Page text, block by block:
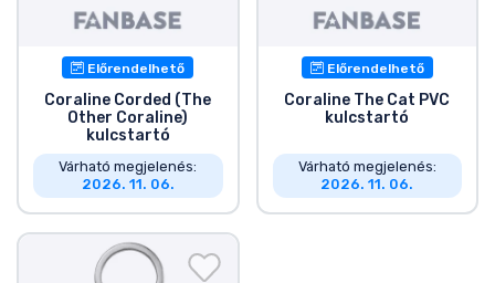
Előrendelhető
Coraline Corded (The
Other Coraline)
kulcstartó
Várható megjelenés:
2026. 11. 06.
Előrendelhető
Coraline The Cat PVC
kulcstartó
Várható megjelenés:
2026. 11. 06.
Filmes cuccok
Mesés cuccok
Animés cuccok
Gamer cuccok
Sportos cuccok